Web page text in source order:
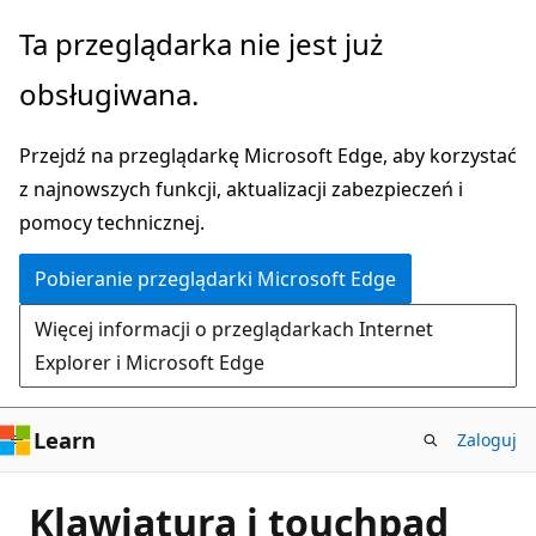
Przejdź
głównej
Ta przeglądarka nie jest już
obsługiwana.
Przejdź na przeglądarkę Microsoft Edge, aby korzystać
z najnowszych funkcji, aktualizacji zabezpieczeń i
pomocy technicznej.
Pobieranie przeglądarki Microsoft Edge
Więcej informacji o przeglądarkach Internet
Explorer i Microsoft Edge
Learn Zaloguj
Klawiatura i touchpad